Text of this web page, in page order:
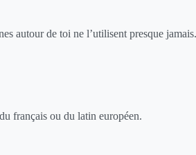
autour de toi ne l’utilisent presque jamais.
français ou du latin européen.